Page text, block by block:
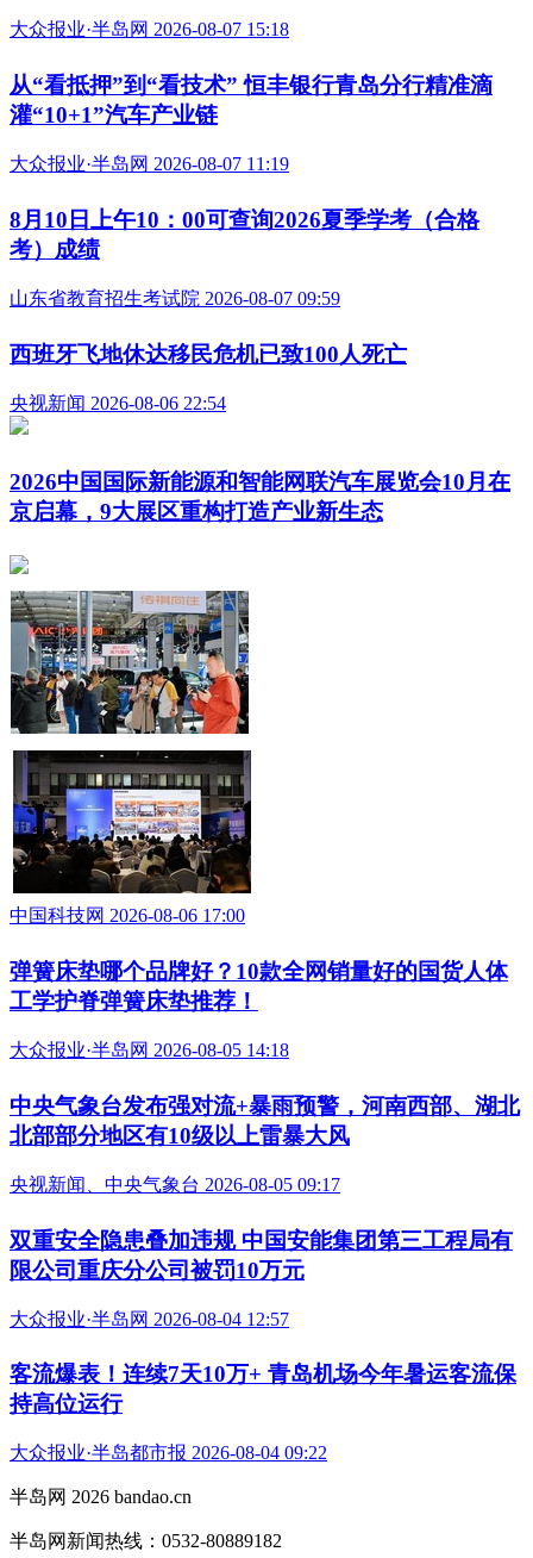
大众报业·半岛网 2026-08-07 15:18
从“看抵押”到“看技术” 恒丰银行青岛分行精准滴
灌“10+1”汽车产业链
大众报业·半岛网 2026-08-07 11:19
8月10日上午10：00可查询2026夏季学考（合格
考）成绩
山东省教育招生考试院 2026-08-07 09:59
西班牙飞地休达移民危机已致100人死亡
央视新闻 2026-08-06 22:54
2026中国国际新能源和智能网联汽车展览会10月在
京启幕，9大展区重构打造产业新生态
中国科技网 2026-08-06 17:00
弹簧床垫哪个品牌好？10款全网销量好的国货人体
工学护脊弹簧床垫推荐！
大众报业·半岛网 2026-08-05 14:18
中央气象台发布强对流+暴雨预警，河南西部、湖北
北部部分地区有10级以上雷暴大风
央视新闻、中央气象台 2026-08-05 09:17
双重安全隐患叠加违规 中国安能集团第三工程局有
限公司重庆分公司被罚10万元
大众报业·半岛网 2026-08-04 12:57
客流爆表！连续7天10万+ 青岛机场今年暑运客流保
持高位运行
大众报业·半岛都市报 2026-08-04 09:22
半岛网 2026 bandao.cn
半岛网新闻热线：0532-80889182